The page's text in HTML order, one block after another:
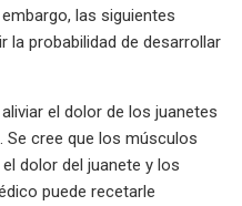
las siguientes
la probabilidad de desarrollar
el dolor de los juanetes
cree que los músculos
dolor del juanete y los
puede recetarle